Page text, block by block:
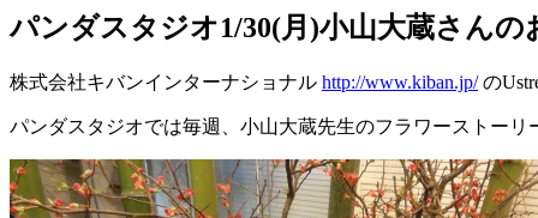
パンダスタジオ1/30(月)小山大蔵さんの
株式会社キバンインターナショナル http://www.kiban.jp/の
パンダスタジオでは毎週、小山大蔵先生のフラワーストー